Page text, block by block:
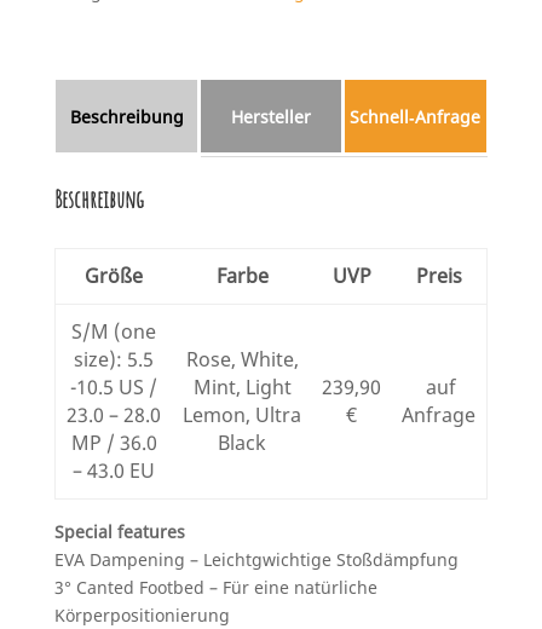
Beschreibung Hersteller Schnell‑Anfrage
Beschreibung
Größe Farbe UVP Preis
S/M (one
size): 5.5
-10.5 US /
23.0 – 28.0
MP / 36.0
– 43.0 EU
Rose, White,
Mint, Light
Lemon, Ultra
Black
239,90
€
auf
Anfrage
Special features
EVA Dampening – Leichtgwichtige Stoßdämpfung
3° Canted Footbed – Für eine natürliche
Körperpositionierung